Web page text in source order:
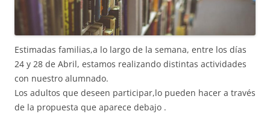
Estimadas familias,a lo largo de la semana, entre los días
24 y 28 de Abril, estamos realizando distintas actividades
con nuestro alumnado.
Los adultos que deseen participar,lo pueden hacer a través
de la propuesta que aparece debajo .